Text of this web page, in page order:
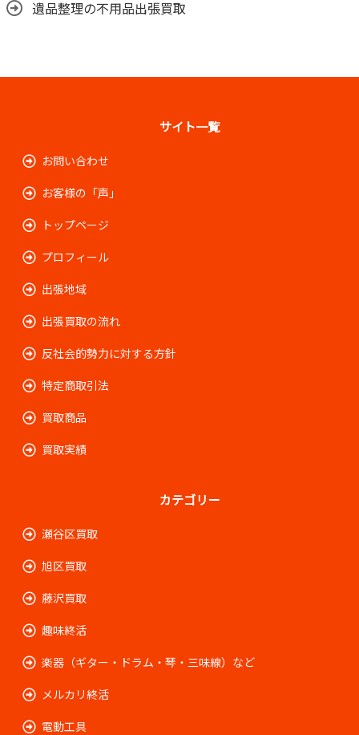
遺品整理の不用品出張買取
サイト一覧
お問い合わせ
お客様の「声」
トップページ
プロフィール
出張地域
出張買取の流れ
反社会的勢力に対する方針
特定商取引法
買取商品
買取実績
カテゴリー
瀬谷区買取
旭区買取
藤沢買取
趣味終活
楽器（ギター・ドラム・琴・三味線）など
メルカリ終活
電動工具